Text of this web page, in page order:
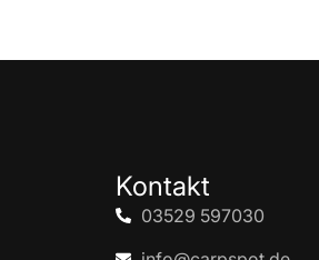
Kontakt
03529 597030